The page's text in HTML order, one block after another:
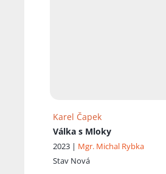
Karel Čapek
Válka s Mloky
2023 | Mgr. Michal Rybka
Stav Nová